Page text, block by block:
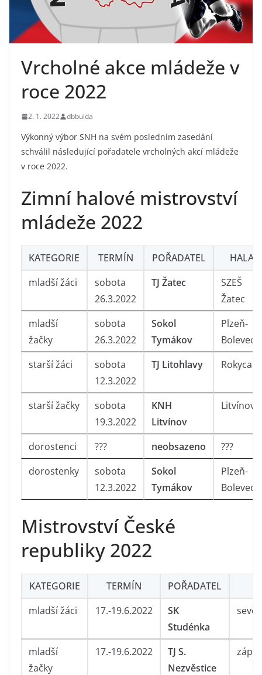
Vrcholné akce mládeže v
roce 2022
2. 1. 2022 dbbulda
Výkonný výbor SNH na svém posledním zasedání
schválil následující pořadatele vrcholných akcí mládeže
v roce 2022.
Zimní halové mistrovství
mládeže 2022
KATEGORIE TERMÍN POŘADATEL
HALA
mladší žáci
sobota
26.3.2022
TJ Žatec
SZEŠ
Žatec
mladší
žačky
sobota
26.3.2022
Sokol
Tymákov
Plzeň-
Bolevec
starší žáci
sobota
12.3.2022
TJ Litohlavy Rokycany
starší žačky
sobota
19.3.2022
KNH
Litvínov
Litvínov
dorostenci ??? neobsazeno
???
dorostenky
sobota
12.3.2022
Sokol
Tymákov
Plzeň-
Bolevec
Mistrovství České
republiky 2022
KATEGORIE TERMÍN POŘADATEL
mladší žáci
17.-19.6.2022
SK
Studénka
mladší
žačky
17.-19.6.2022
TJ S.
Nezvěstice